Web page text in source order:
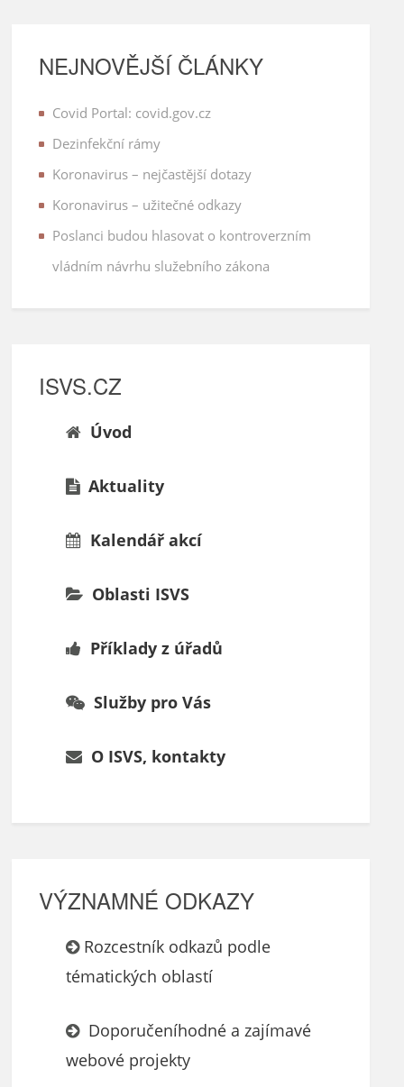
NEJNOVĚJŠÍ ČLÁNKY
Covid Portal: covid.gov.cz
Dezinfekční rámy
Koronavirus – nejčastější dotazy
Koronavirus – užitečné odkazy
Poslanci budou hlasovat o kontroverzním
vládním návrhu služebního zákona
ISVS.CZ
Úvod
Aktuality
Kalendář akcí
Oblasti ISVS
Příklady z úřadů
Služby pro Vás
O ISVS, kontakty
VÝZNAMNÉ ODKAZY
Rozcestník odkazů podle
tématických oblastí
Doporučeníhodné a zajímavé
webové projekty